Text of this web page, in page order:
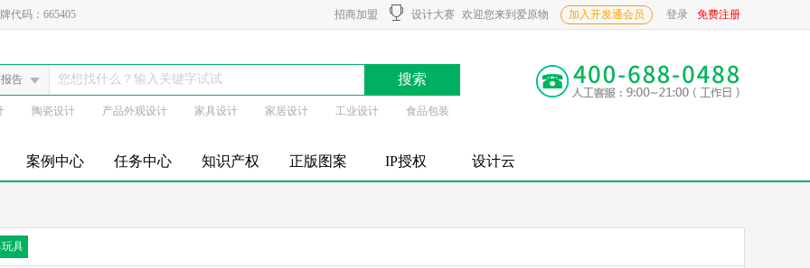
代码：665405 招商加盟 设计大赛 欢迎您来到爱原物 加入开发通会员 免费注册
登录
告
陶瓷设计 产品外观设计 家具设计 家居设计 工业设计 食品包装
案例中心 任务中心 知识产权 正版图案 IP授权 设计云
具